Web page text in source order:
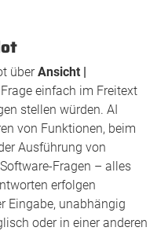
überAnsicht |
Frage einfach im Freitext
stellen würden. AI
von Funktionen, beim
Ausführung von
Fragen – alles
erfolgen
Eingabe, unabhängig
oder in einer anderen